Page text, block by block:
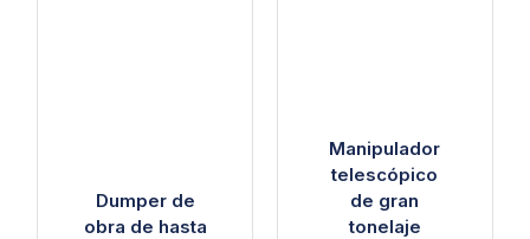
Dumper de
obra de hasta
Manipulador
telescópico
de gran
tonelaje